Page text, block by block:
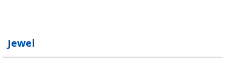
Jewel